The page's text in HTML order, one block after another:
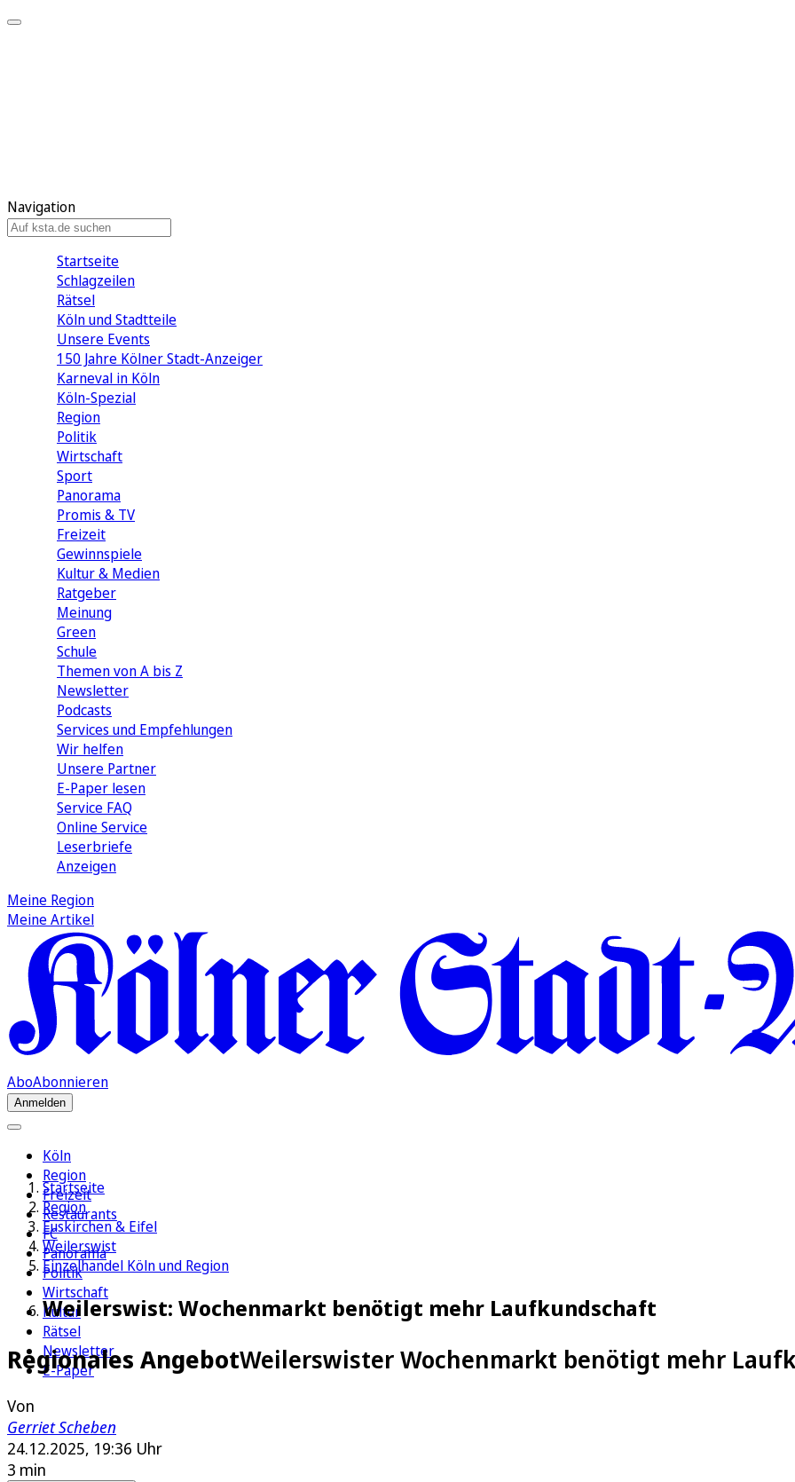
Navigation
Startseite
Schlagzeilen
Rätsel
Köln und Stadtteile
Unsere Events
150 Jahre Kölner Stadt-Anzeiger
Karneval in Köln
Köln-Spezial
Region
Politik
Wirtschaft
Sport
Panorama
Promis & TV
Freizeit
Gewinnspiele
Kultur & Medien
Ratgeber
Meinung
Green
Schule
Themen von A bis Z
Newsletter
Podcasts
Services und Empfehlungen
Wir helfen
Unsere Partner
E-Paper lesen
Service FAQ
Online Service
Leserbriefe
Anzeigen
Meine Region
Meine Artikel
AboAbonnieren
Anmelden
Köln
Region
Freizeit
Restaurants
FC
Panorama
Politik
Wirtschaft
Kultur
Rätsel
Newsletter
E-Paper
Startseite
Region
Euskirchen & Eifel
Weilerswist
Einzelhandel Köln und Region
Weilerswist: Wochenmarkt benötigt mehr Laufkundschaft
Regionales AngebotWeilerswister Wochenmarkt benötigt mehr
Von
Gerriet Scheben
24.12.2025, 19:36 Uhr
3 min